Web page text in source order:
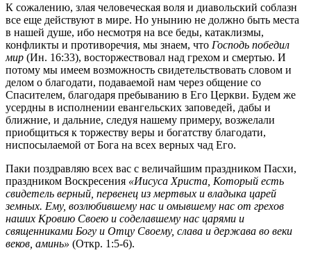
К сожалению, злая человеческая воля и диавольский соблазн
все еще действуют в мире. Но унынию не должно быть места
в нашей душе, ибо несмотря на все беды, катаклизмы,
конфликты и противоречия, мы знаем, что Господь победил
мир (Ин. 16:33), восторжествовал над грехом и смертью. И
потому мы имеем возможность свидетельствовать словом и
делом о благодати, подаваемой нам через общение со
Спасителем, благодаря пребыванию в Его Церкви. Будем же
усердны в исполнении евангельских заповедей, дабы и
ближние, и дальние, следуя нашему примеру, возжелали
приобщиться к торжеству веры и богатству благодати,
ниспосылаемой от Бога на всех верных чад Его.
Паки поздравляю всех вас с величайшим праздником Пасхи,
праздником Воскресения «Иисуса Христа, Который есть
свидетель верный, первенец из мертвых и владыка царей
земных. Ему, возлюбившему нас и омывшему нас от грехов
наших Кровию Своею и соделавшему нас царями и
священниками Богу и Отцу Своему, слава и держава во веки
веков, аминь» (Откр. 1:5-6).